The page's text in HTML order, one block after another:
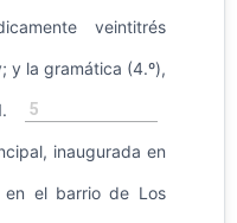
veintitrés
y la gramática (4.º),
5
inaugurada en
en el barrio de Los